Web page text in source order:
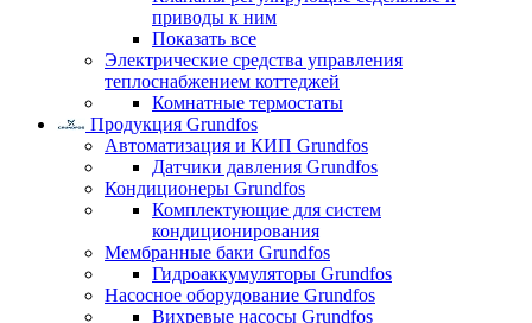
приводы к ним
Показать все
Электрические средства управления
теплоснабжением коттеджей
Комнатные термостаты
Продукция Grundfos
Автоматизация и КИП Grundfos
Датчики давления Grundfos
Кондиционеры Grundfos
Комплектующие для систем
кондиционирования
Мембранные баки Grundfos
Гидроаккумуляторы Grundfos
Насосное оборудование Grundfos
Вихревые насосы Grundfos